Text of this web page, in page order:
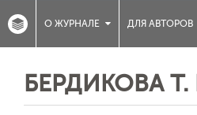
О ЖУРНАЛЕ ДЛЯ АВТОРОВ
БЕРДИКОВА Т.